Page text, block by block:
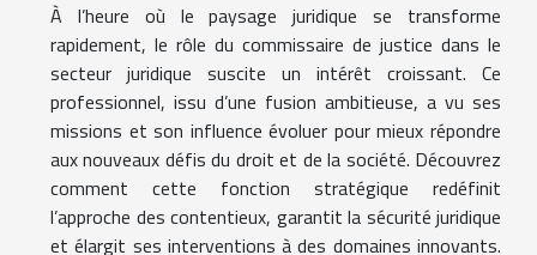
À l’heure où le paysage juridique se transforme
rapidement, le rôle du commissaire de justice dans le
secteur juridique suscite un intérêt croissant. Ce
professionnel, issu d’une fusion ambitieuse, a vu ses
missions et son influence évoluer pour mieux répondre
aux nouveaux défis du droit et de la société. Découvrez
comment cette fonction stratégique redéfinit
l’approche des contentieux, garantit la sécurité juridique
et élargit ses interventions à des domaines innovants.